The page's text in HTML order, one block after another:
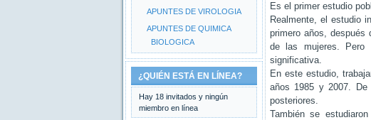
APUNTES DE VIROLOGIA
APUNTES DE QUIMICA
BIOLOGICA
¿QUIÉN ESTÁ EN LÍNEA?
Hay 18 invitados y ningún
miembro en línea
Es el primer estudio
Realmente, el estudio
primero años,
de las mujeres. Pero
significativa.
En este estudio,
años 1985 y 2007. De
posteriores.
También se